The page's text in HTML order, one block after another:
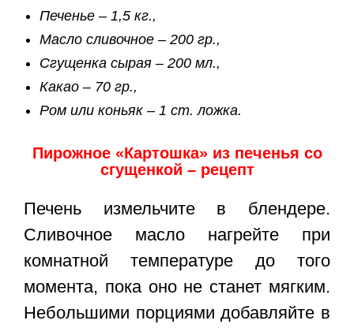
Печенье – 1,5 кг.,
Масло сливочное – 200 гр.,
Сгущенка сырая – 200 мл.,
Какао – 70 гр.,
Ром или коньяк – 1 ст. ложка.
Пирожное «Картошка» из печенья со
сгущенкой – рецепт
Печень измельчите в блендере.
Сливочное масло нагрейте при
комнатной температуре до того
момента, пока оно не станет мягким.
Небольшими порциями добавляйте в